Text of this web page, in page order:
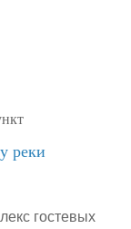
реки
гостевых